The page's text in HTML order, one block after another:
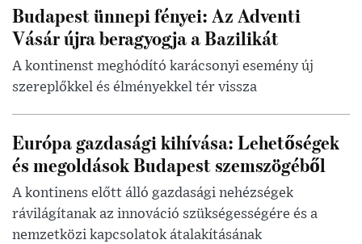
Budapest ünnepi fényei: Az Adventi
Vásár újra beragyogja a Bazilikát
A kontinenst meghódító karácsonyi esemény új
szereplőkkel és élményekkel tér vissza
Európa gazdasági kihívása: Lehetőségek
és megoldások Budapest szemszögéből
A kontinens előtt álló gazdasági nehézségek
rávilágítanak az innováció szükségességére és a
nemzetközi kapcsolatok átalakításának